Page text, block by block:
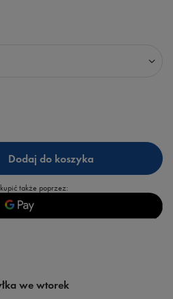
Dodaj do koszyka
także poprzez:
we wtorek